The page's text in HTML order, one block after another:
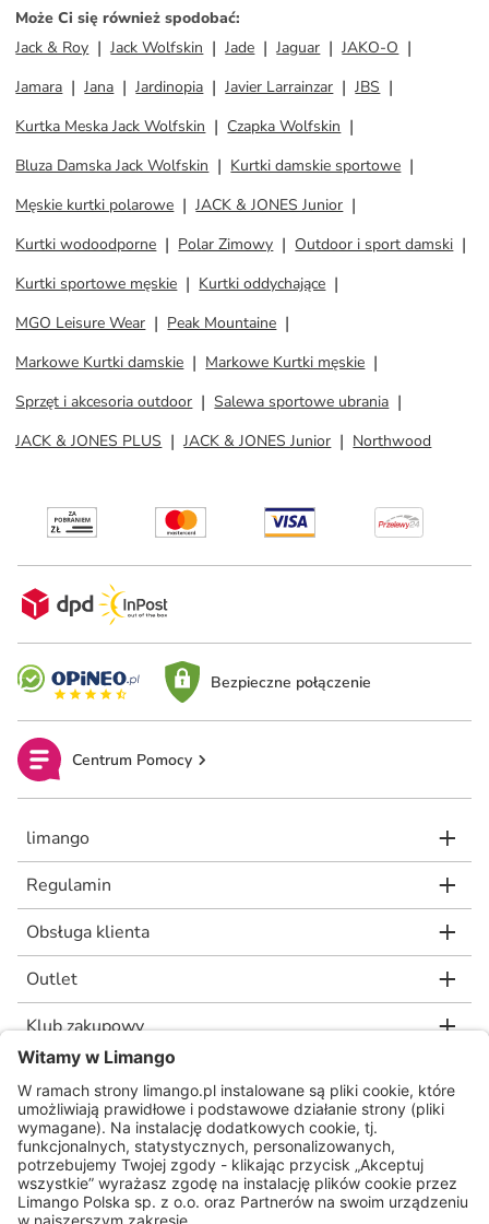
Może Ci się również spodobać:
Jack & Roy
Jack Wolfskin Jade Jaguar
JAKO-O
Jamara
Jana Jardinopia Javier Larrainzar
JBS
Kurtka Meska Jack Wolfskin
Czapka Wolfskin
Bluza Damska Jack Wolfskin
Kurtki damskie sportowe
Męskie kurtki polarowe
JACK & JONES Junior
Kurtki wodoodporne
Polar Zimowy
Outdoor i sport damski
Kurtki sportowe męskie
Kurtki oddychające
MGO Leisure Wear
Peak Mountaine
Markowe Kurtki damskie
Markowe Kurtki męskie
Sprzęt i akcesoria outdoor
Salewa sportowe ubrania
JACK & JONES PLUS
JACK & JONES Junior Northwood
Bezpieczne połączenie
Centrum Pomocy
limango
Regulamin
Obsługa klienta
Outlet
Klub zakupowy